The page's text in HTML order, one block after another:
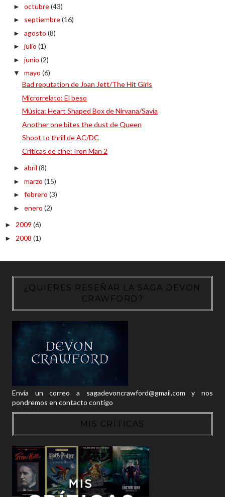
► octubre(43)
► septiembre(16)
► agosto (8)
► julio (1)
► junio (2)
▼ mayo (6)
Bad reputation de Joan Jett/The Hit Girls
Microrrelato: El beso
Música: Heart Shaped Box de Nirvana/Savia
Another one bites the dust de Queen
Shoot to thrill de AC/DC
Críticas de cine: Iron Man 2
► abril (8)
► marzo (15)
► febrero (3)
► enero (2)
► 2009 (6)
► 2008 (1)
¿QUIERES RESEÑAR LA SAGA DEVON
CRAWFORD?
Envía un correo a sagadevoncrawford@gmail.com y nos
pondremos en contacto contigo
MIS CRÍTICAS